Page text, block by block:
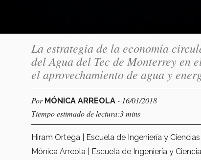
La estrategia de la economía
del Agua del Tec de Monterrey en
el aprovechamiento de agua y
Por MÓNICA ARREOLA - 16/01/2018
Tiempo estimado de lectura:3 mins
Hiram Ortega | Escuela de Ingeniería y Ciencias
Mónica Arreola | Escuela de Ingeniería y